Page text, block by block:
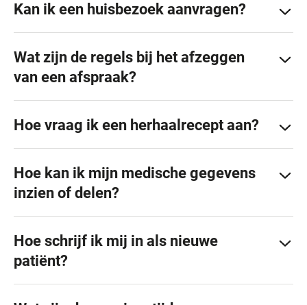
Kan ik een huisbezoek aanvragen?
Wat zijn de regels bij het afzeggen
van een afspraak?
Hoe vraag ik een herhaalrecept aan?
Hoe kan ik mijn medische gegevens
inzien of delen?
Hoe schrijf ik mij in als nieuwe
patiënt?